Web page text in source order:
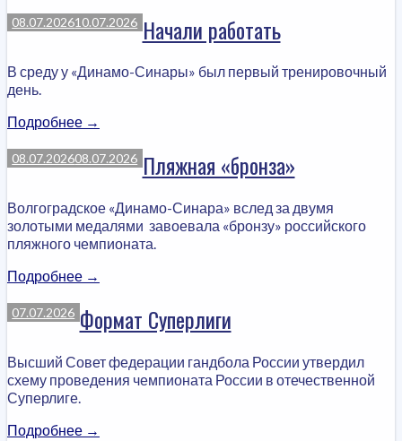
«Как
не
08.07.202610.07.2026 Начали работать
В среду у «Динамо-Синары» был первый тренировочный
день.
Подробнее «Начали
→
08.07.202608.07.2026 Пляжная «бронза»
Волгоградское «Динамо-Синара» вслед за двумя
золотыми медалями завоевала «бронзу» российского
пляжного чемпионата.
Подробнее «Пляжная
→
07.07.2026 Формат Суперлиги
Высший Совет федерации гандбола России утвердил
схему проведения чемпионата России в отечественной
Суперлиге.
Подробнее «Формат
→